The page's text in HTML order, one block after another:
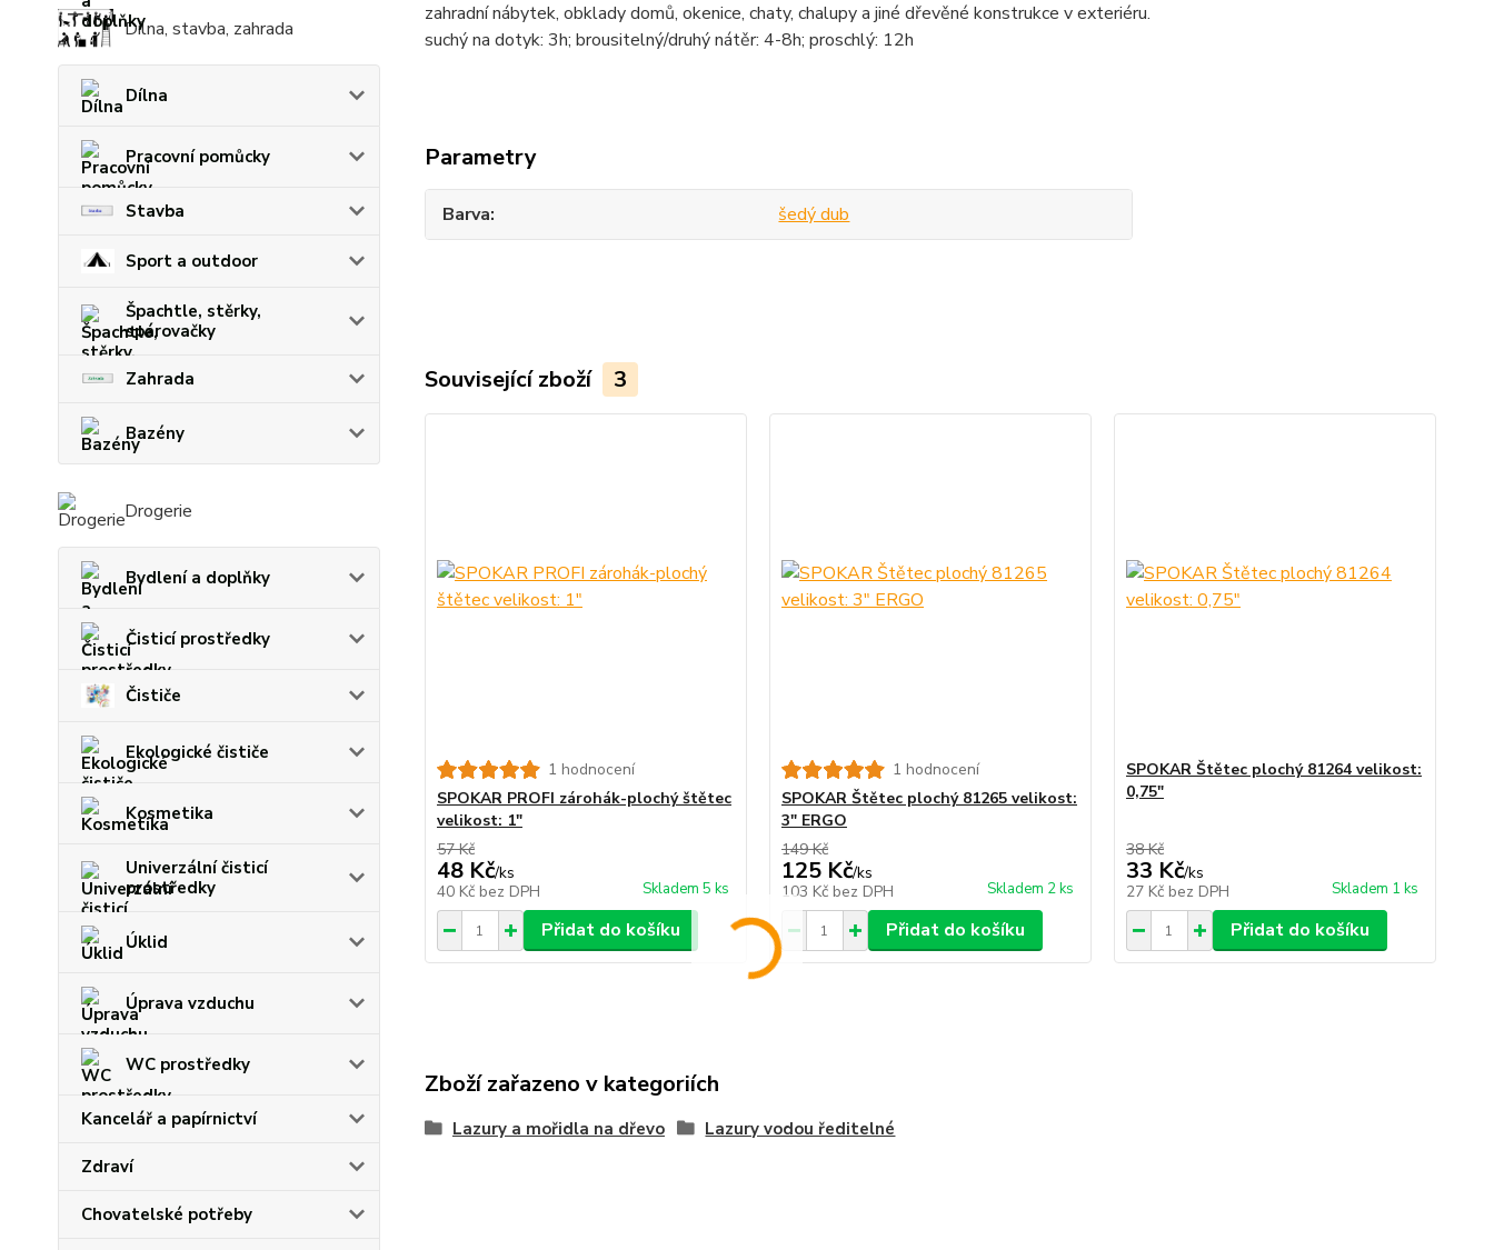
Dílna, stavba, zahrada
Dílna
Pracovní pomůcky
Stavba
Sport a outdoor
Špachtle, stěrky,
spárovačky
Zahrada
Bazény
Drogerie
Bydlení a doplňky
Čisticí prostředky
Čističe
Ekologické čističe
Kosmetika
Univerzální čisticí
prostředky
Úklid
Úprava vzduchu
WC prostředky
Kancelář a papírnictví
Zdraví
Chovatelské potřeby
zahradní nábytek, obklady domů, okenice, chaty, chalupy a jiné dřevěné konstrukce v exteriéru.
suchý na dotyk: 3h; brousitelný/druhý nátěr: 4-8h; proschlý: 12h
Parametry
Barva šedý dub
Související zboží 3
1 hodnocení
SPOKAR PROFI zárohák-plochý štětec
velikost: 1"
57 Kč
48 Kč/ks
40 Kč bez DPH Skladem 5 ks
Přidat do košíku
1 hodnocení
SPOKAR Štětec plochý 81265 velikost:
3" ERGO
149 Kč
125 Kč/ks
103 Kč bez DPH Skladem 2 ks
Přidat do košíku
SPOKAR Štětec plochý 81264 velikost:
0,75"
38 Kč
33 Kč/ks
27 Kč bez DPH Skladem 1 ks
Přidat do košíku
Zboží zařazeno v kategoriích
Lazury a mořidla na dřevo Lazury vodou ředitelné